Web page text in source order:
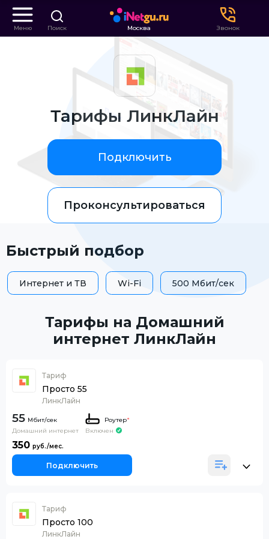
Меню Поиск Москва Звонок
Тарифы ЛинкЛайн
Подключить
Проконсультироваться
Быстрый подбор
Интернет и ТВ Wi-Fi 500 Мбит/сек
Тарифы на Домашний
интернет ЛинкЛайн
Тариф
Просто 55
ЛинкЛайн
55
Домашний интернет
Роутер*
Включен
350
Подключить
Тариф
Просто 100
ЛинкЛайн